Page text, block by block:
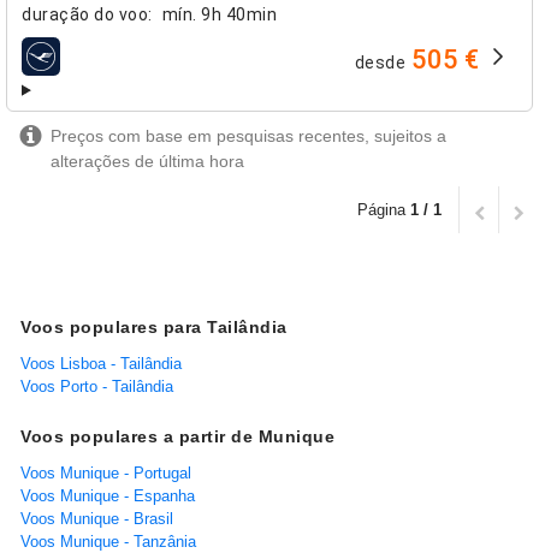
duração do voo: mín. 9h 40min
companhias aéreas desde 505 €
Preços com base em pesquisas recentes, sujeitos a
alterações de última hora
Página 1 / 1
Voos populares para Tailândia
Voos Lisboa - Tailândia
Voos Porto - Tailândia
Voos populares a partir de Munique
Voos Munique - Portugal
Voos Munique - Espanha
Voos Munique - Brasil
Voos Munique - Tanzânia